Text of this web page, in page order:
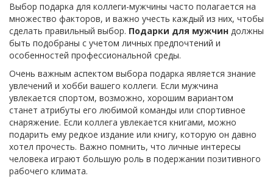
Выбор подарка для коллеги-мужчины часто полагается на
множество факторов, и важно учесть каждый из них, чтобы
сделать правильный выбор. Подарки для мужчин должны
быть подобраны с учетом личных предпочтений и
особенностей профессиональной среды.
Очень важным аспектом выбора подарка является знание
увлечений и хобби вашего коллеги. Если мужчина
увлекается спортом, возможно, хорошим вариантом
станет атрибуты его любимой команды или спортивное
снаряжение. Если коллега увлекается книгами, можно
подарить ему редкое издание или книгу, которую он давно
хотел прочесть. Важно помнить, что личные интересы
человека играют большую роль в подержании позитивного
рабочего климата.